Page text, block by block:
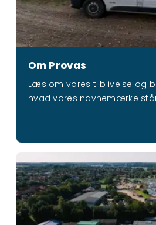
Om Provas
Læs om vores tilblivelse og
hvad vores navnemærke